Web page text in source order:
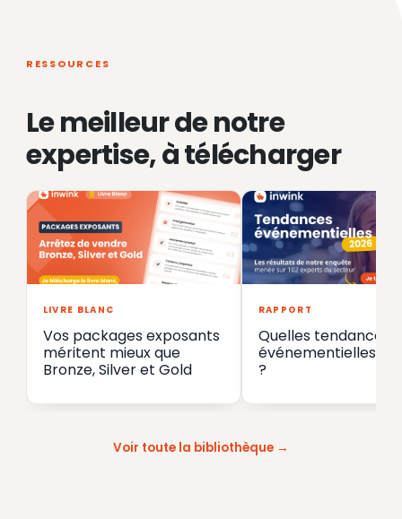
RESSOURCES
Le meilleur de notre
expertise, à télécharger
LIVRE BLANC
Vos packages exposants
méritent mieux que
Bronze, Silver et Gold
RAPPORT
Quelles tendances
événementielles en
?
Voir toute la bibliothèque